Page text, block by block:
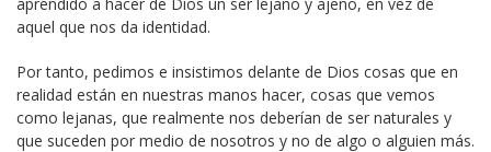
aquel que nos da identidad.
Por tanto, pedimos e insistimos delante de Dios cosas que en
realidad están en nuestras manos hacer, cosas que vemos
como lejanas, que realmente nos deberían de ser naturales y
que suceden por medio de nosotros y no de algo o alguien más.